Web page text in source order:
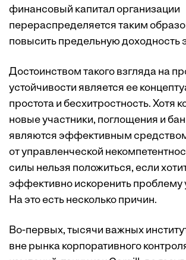
финансовый капитал организации
перераспределяется таким
повысить предельную доходность
Достоинством такого взгляда на
устойчивости является ее
простота и бесхитростность. Хотя
новые участники, поглощения и
являются эффективным
от управленческой
силы нельзя положиться, если
эффективно искоренить проблему
На это есть несколько причин.
Во-первых, тысячи важных
вне рынка корпоративного